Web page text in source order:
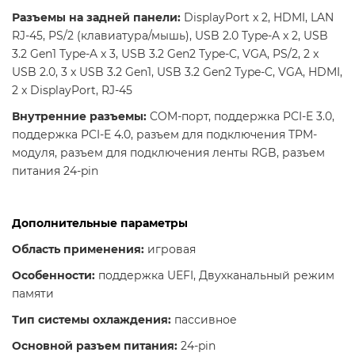
Разъемы на задней панели: DisplayPort x 2, HDMI, LAN
RJ-45, PS/2 (клавиатура/мышь), USB 2.0 Type-A x 2, USB
3.2 Gen1 Type-A x 3, USB 3.2 Gen2 Type-C, VGA, PS/2, 2 x
USB 2.0, 3 x USB 3.2 Gen1, USB 3.2 Gen2 Type-C, VGA, HDMI,
2 x DisplayPort, RJ-45
Внутренние разъемы: COM-порт, поддержка PCI-E 3.0,
поддержка PCI-E 4.0, разъем для подключения TPM-
модуля, разъем для подключения ленты RGB, разъем
питания 24-pin
Дополнительные параметры
Область применения: игровая
Особенности: поддержка UEFI, Двухканальный режим
памяти
Тип системы охлаждения: пассивное
Основной разъем питания: 24-pin